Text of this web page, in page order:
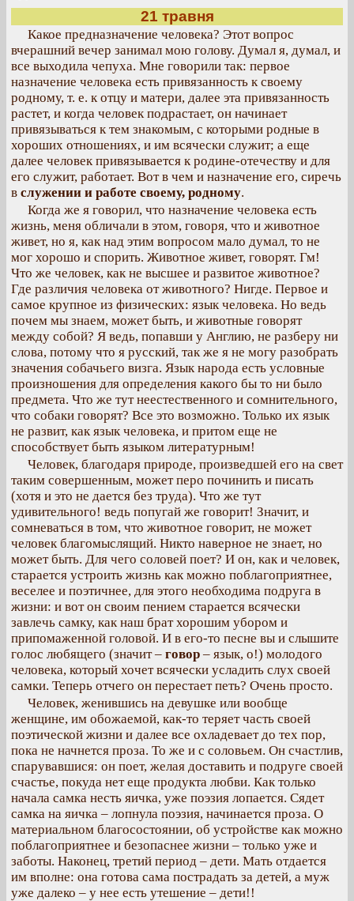
21 травня
Какое предназначение человека? Этот вопрос
вчерашний вечер занимал мою голову. Думал я, думал, и
все выходила чепуха. Мне говорили так: первое
назначение человека есть привязанность к своему
родному, т. е. к отцу и матери, далее эта привязанность
растет, и когда человек подрастает, он начинает
привязываться к тем знакомым, с которыми родные в
хороших отношениях, и им всячески служит; а еще
далее человек привязывается к родине-отечеству и для
его служит, работает. Вот в чем и назначение его, сиречь
в служении и работе своему, родному.
Когда же я говорил, что назначение человека есть
жизнь, меня обличали в этом, говоря, что и животное
живет, но я, как над этим вопросом мало думал, то не
мог хорошо и спорить. Животное живет, говорят. Гм!
Что же человек, как не высшее и развитое животное?
Где различия человека от животного? Нигде. Первое и
самое крупное из физических: язык человека. Но ведь
почем мы знаем, может быть, и животные говорят
между собой? Я ведь, попавши у Англию, не разберу ни
слова, потому что я русский, так же я не могу разобрать
значения собачьего визга. Язык народа есть условные
произношения для определения какого бы то ни было
предмета. Что же тут неестественного и сомнительного,
что собаки говорят? Все это возможно. Только их язык
не развит, как язык человека, и притом еще не
способствует быть языком литературным!
Человек, благодаря природе, произведшей его на свет
таким совершенным, может перо починить и писать
(хотя и это не дается без труда). Что же тут
удивительного! ведь попугай же говорит! Значит, и
сомневаться в том, что животное говорит, не может
человек благомыслящий. Никто наверное не знает, но
может быть. Для чего соловей поет? И он, как и человек,
старается устроить жизнь как можно поблагоприятнее,
веселее и поэтичнее, для этого необходима подруга в
жизни: и вот он своим пением старается всячески
завлечь самку, как наш брат хорошим убором и
припомаженной головой. И в его-то песне вы и слышите
голос любящего (значит – говор – язык, о!) молодого
человека, который хочет всячески усладить слух своей
самки. Теперь отчего он перестает петь? Очень просто.
Человек, женившись на девушке или вообще
женщине, им обожаемой, как-то теряет часть своей
поэтической жизни и далее все охладевает до тех пор,
пока не начнется проза. То же и с соловьем. Он счастлив,
спарувавшися: он поет, желая доставить и подруге своей
счастье, покуда нет еще продукта любви. Как только
начала самка несть яичка, уже поэзия лопается. Сядет
самка на яичка – лопнула поэзия, начинается проза. О
материальном благосостоянии, об устройстве как можно
поблагоприятнее и безопаснее жизни – только уже и
заботы. Наконец, третий период – дети. Мать отдается
им вполне: она готова сама пострадать за детей, а муж
уже далеко – у нее есть утешение – дети!!